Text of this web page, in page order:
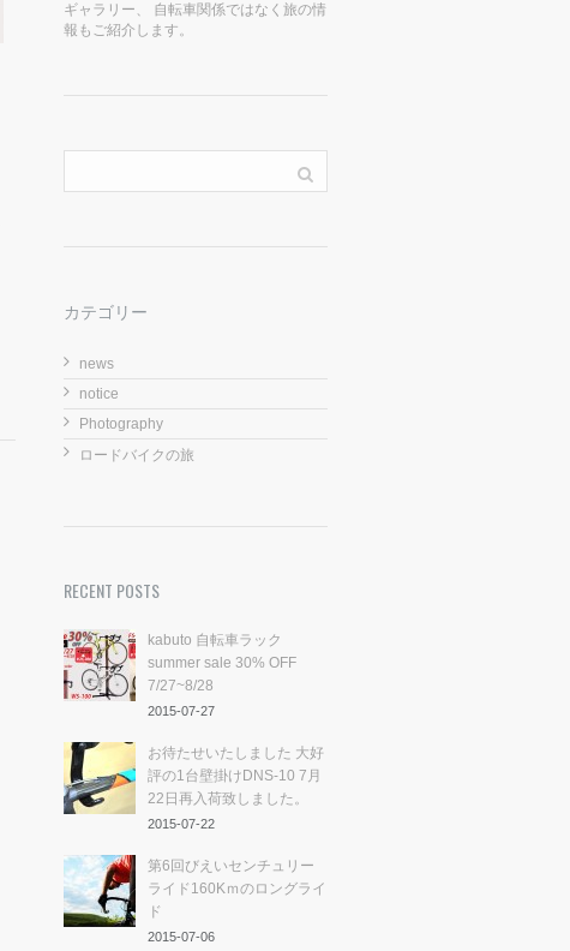
ギャラリー、 自転車関係ではなく旅の情
報もご紹介します。
カテゴリー
news
notice
Photography
ロードバイクの旅
RECENT POSTS
kabuto 自転車ラック
summer sale 30% OFF
7/27~8/28
2015-07-27
お待たせいたしました 大好
評の1台壁掛けDNS-10 7月
22日再入荷致しました。
2015-07-22
第6回びえいセンチュリー
ライド160Kｍのロングライ
ド
2015-07-06